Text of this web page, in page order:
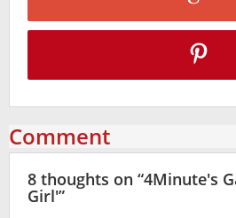
Comment
8 thoughts on “4Minute's
Girl'”